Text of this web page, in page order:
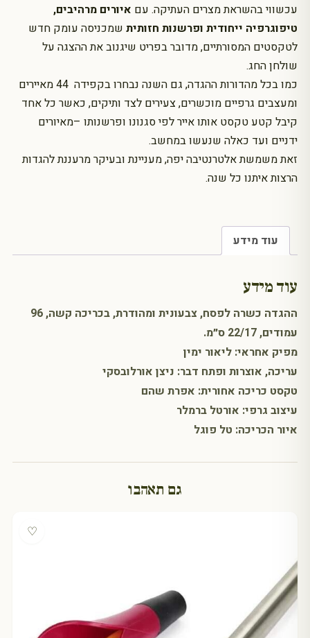
עכשווי בהשראת מצרים העתיקה. עם איורים מרהיבים,
טיפוגרפיה ייחודית ופרשנות חזותית שמכניסה עומק חדש
לטקסטים המסורתיים, מדובר בפריט שיגנוב את ההצגה על
שולחן החג.
כמו בכל מהדורות ההגדה, גם השנה נבחרו בקפידה 44 מאיירים
ומעצבים גרפיים מוכשרים, צעירים לצד ותיקים, כאשר כל אחד
קיבל קטע טקסט אותו אייר לפי סגנונו ופרשנותו –מאיורים
ידניים ועד כאלה שנעשו במחשב.
זאת משמשת אלטרנטיבה יפה, מעניינת ובעיקר מרעננת להגדות
הרצות איתנו כל שנה.
עוד מידע
עוד מידע
ההגדה כשרה לפסח, צבעונית ומהודרת, בכריכה קשה, 96
עמודים, 22/17 ס״מ.
מפיק אחראי: ליאור ימין
עריכה, אוצרות ופתח דבר: ניצן אורלובסקי
טקסט כריכה אחורית: אפרת שהם
עיצוב גרפי: אורטל ברמלר
איור הכריכה: טל פוגל
גם תאהבו
♡